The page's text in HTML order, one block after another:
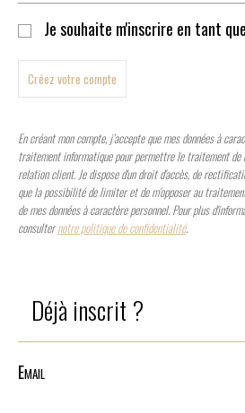
Je souhaite m'inscrire en tant
Créez votre compte
En créant mon compte, j’accepte que mes données à
traitement informatique pour permettre le traitement de
relation client. Je dispose d'un droit d'accès, de
que la possibilité de limiter et de m'opposer au
de mes données à caractère personnel. Pour plus
consulternotre politique de confidentialité.
Déjà inscrit ?
Email